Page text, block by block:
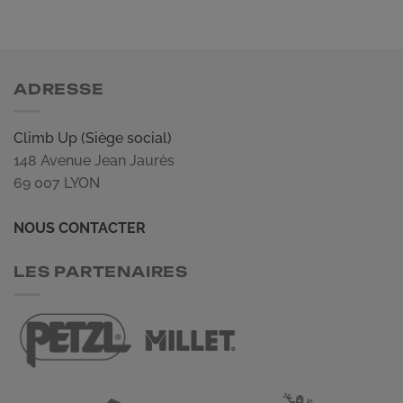
ADRESSE
Climb Up (Siège social)
148 Avenue Jean Jaurès
69 007 LYON
NOUS CONTACTER
LES PARTENAIRES